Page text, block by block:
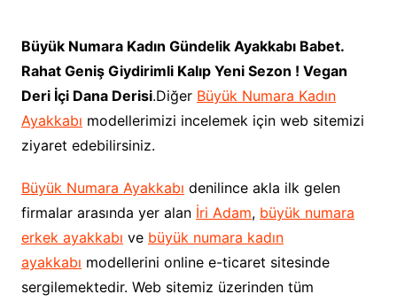
Büyük Numara Kadın Gündelik Ayakkabı Babet.
Rahat Geniş Giydirimli Kalıp Yeni Sezon ! Vegan
Deri İçi Dana Derisi.Diğer Büyük Numara Kadın
Ayakkabı modellerimizi incelemek için web sitemizi
ziyaret edebilirsiniz.
Büyük Numara Ayakkabı denilince akla ilk gelen
firmalar arasında yer alan İri Adam, büyük numara
erkek ayakkabı ve büyük numara kadın
ayakkabı modellerini online e-ticaret sitesinde
sergilemektedir. Web sitemiz üzerinden tüm